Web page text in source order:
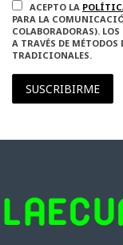
ACEPTO LA
PARA LA
COLABORADORAS).
A TRAVÉS DE
TRADICIONALES.
SUSCRIBIRME